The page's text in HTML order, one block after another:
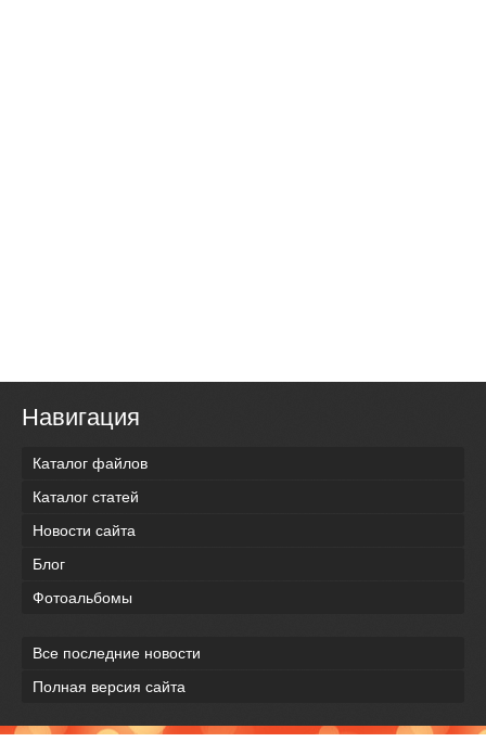
Навигация
Каталог файлов
Каталог статей
Новости сайта
Блог
Фотоальбомы
Все последние новости
Полная версия сайта